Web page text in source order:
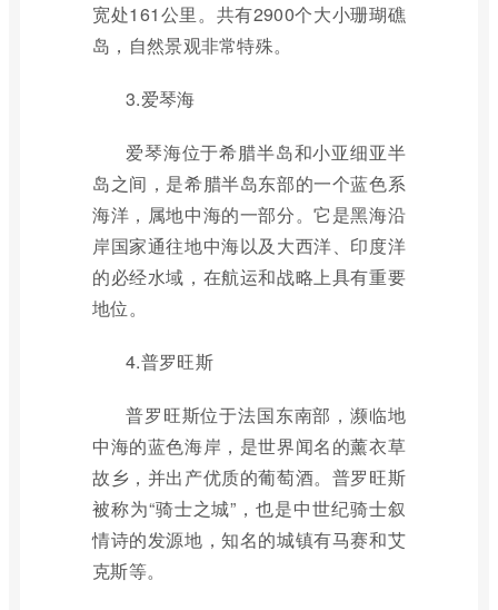
宽处161公里。共有2900个大小珊瑚礁
岛，自然景观非常特殊。
3.爱琴海
爱琴海位于希腊半岛和小亚细亚半
岛之间，是希腊半岛东部的一个蓝色系
海洋，属地中海的一部分。它是黑海沿
岸国家通往地中海以及大西洋、印度洋
的必经水域，在航运和战略上具有重要
地位。
4.普罗旺斯
普罗旺斯位于法国东南部，濒临地
中海的蓝色海岸，是世界闻名的薰衣草
故乡，并出产优质的葡萄酒。普罗旺斯
被称为“骑士之城”，也是中世纪骑士叙
情诗的发源地，知名的城镇有马赛和艾
克斯等。